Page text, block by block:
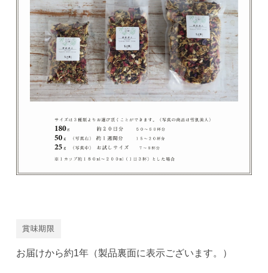
賞味期限
お届けから約1年（製品裏面に表示ございます。）